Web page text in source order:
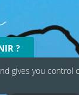
?
gives you control